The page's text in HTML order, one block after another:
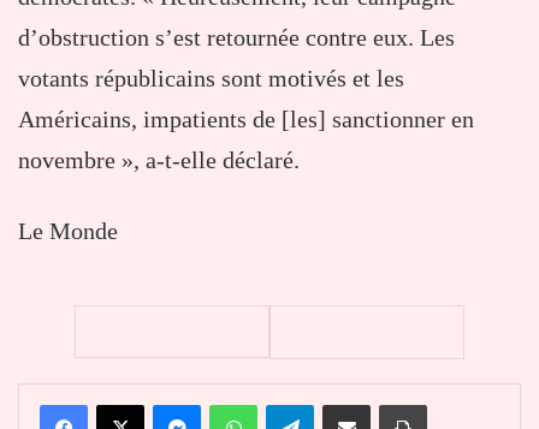
d’obstruction s’est retournée contre eux. Les
votants républicains sont motivés et les
Américains, impatients de [les] sanctionner en
novembre », a-t-elle déclaré.
Le Monde
FacebookX MessengerWhatsAppTelegramPartager par email Imprimer